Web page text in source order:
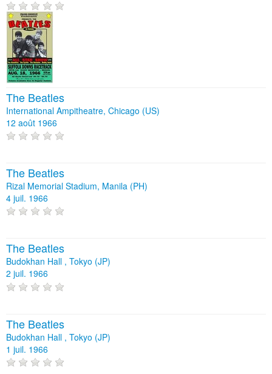
The Beatles
International Ampitheatre, Chicago (US)
12 août 1966
The Beatles
Rizal Memorial Stadium, Manila (PH)
4 juil. 1966
The Beatles
Budokhan Hall , Tokyo (JP)
2 juil. 1966
The Beatles
Budokhan Hall , Tokyo (JP)
1 juil. 1966